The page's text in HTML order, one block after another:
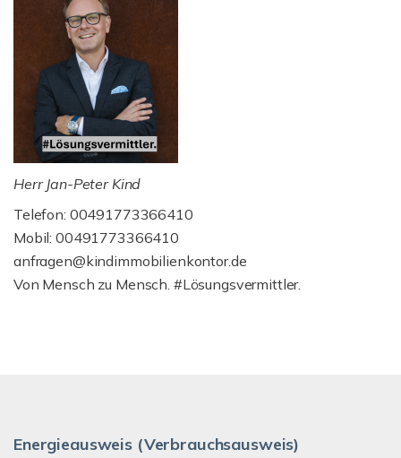
Herr Jan-Peter Kind
Telefon: 00491773366410
Mobil: 00491773366410
anfragen@kindimmobilienkontor.de
Von Mensch zu Mensch. #Lösungsvermittler.
Energieausweis (Verbrauchsausweis)